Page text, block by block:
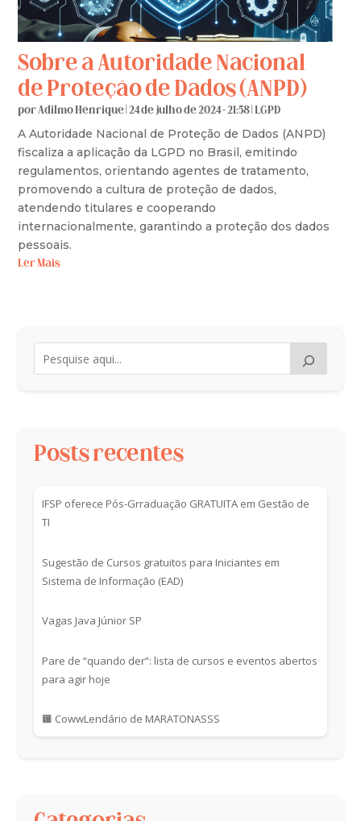
Sobre a Autoridade Nacional
de Proteção de Dados (ANPD)
porAdilmo Henrique |24 de julho de 2024 - 21:58 |LGPD
A Autoridade Nacional de Proteção de Dados (ANPD)
fiscaliza a aplicação da LGPD no Brasil, emitindo
regulamentos, orientando agentes de tratamento,
promovendo a cultura de proteção de dados,
atendendo titulares e cooperando
internacionalmente, garantindo a proteção dos dados
pessoais.
Ler Mais
Posts recentes
IFSP oferece Pós-Grraduação GRATUITA em Gestão de
TI
Sugestão de Cursos gratuitos para Iniciantes em
Sistema de Informação (EAD)
Vagas Java Júnior SP
Pare de “quando der”: lista de cursos e eventos abertos
para agir hoje
🟧 CowwLendário de MARATONASSS